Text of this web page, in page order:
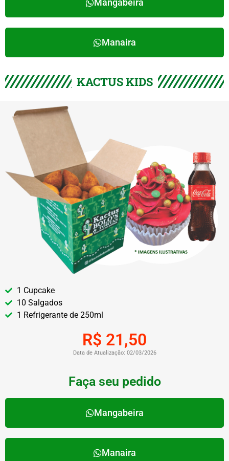
Mangabeira
Manaira
KACTUS KIDS
1 Cupcake
10 Salgados
1 Refrigerante de 250ml
R$ 21,50
Data de Atualização: 02/03/2026
Faça seu pedido
Mangabeira
Manaira